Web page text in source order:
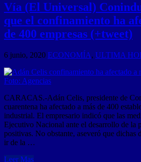
Vía (El Universal)
que el confinamiento ha
de 400 empresas (+tweet)
6 junio, 2020 ECONOMÍA, ULTIMA
CARACAS.-Adán Celis, presidente de
cuarentena ha afectado a más de 400
industrial. El empresario indicó que las
Ejecutivo Nacional ante el desarrollo de la
positivas. No obstante, aseveró que dichas
ir de la …
Leer Mas